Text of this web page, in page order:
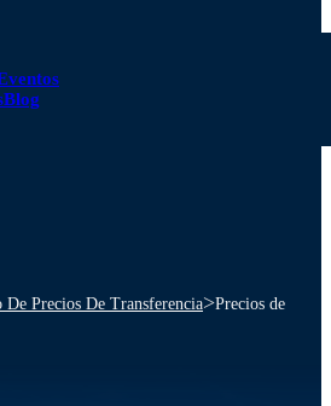
Blog
De Precios De Transferencia>Precios de